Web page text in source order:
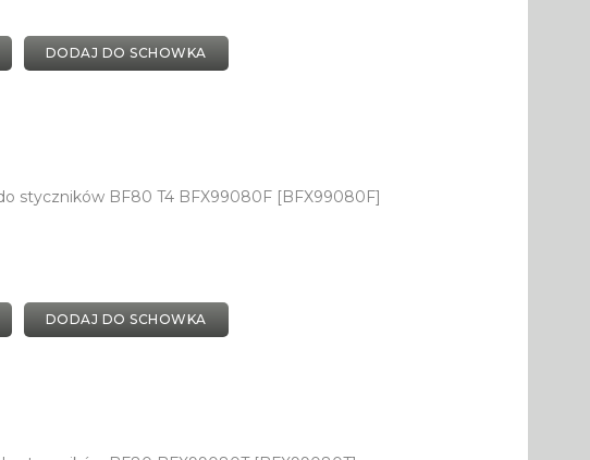
DODAJ DO SCHOWKA
styczników BF80 T4 BFX99080F [BFX99080F]
DODAJ DO SCHOWKA